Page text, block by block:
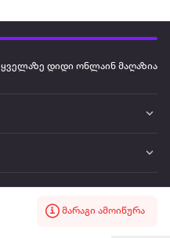
მარაგი ამოიწურა
ყველაზე დიდი ონლაინ მაღაზია